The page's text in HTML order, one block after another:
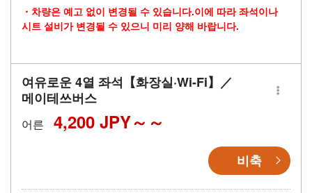
・차량은 예고 없이 변경될 수 있습니다.이에 따라 좌석이나
시트 설비가 변경될 수 있으니 미리 양해 바랍니다.
여유로운 4열 좌석【화장실·Wi-Fi】／
메이테쓰버스
어른 4,200 JPY～
비축